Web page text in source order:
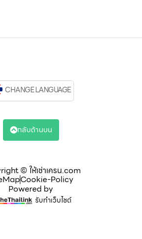
© ให้เช่าเครน.com
Cookie-Policy
Powered by
รับทำเว็บไซต์
CHANGE LANGUAGE
กลับด้านบน